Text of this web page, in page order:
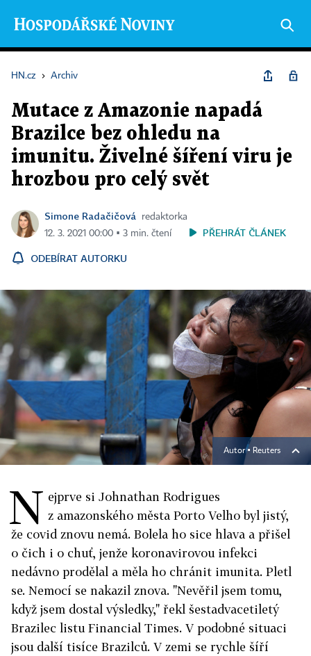
HN.cz › Archiv
Mutace z Amazonie napadá
Brazilce bez ohledu na
imunitu. Živelné šíření viru je
hrozbou pro celý svět
Simone Radačičová
redaktorka
12. 3. 2021 00:00 ▪ 3 min. čtení
PŘEHRÁT ČLÁNEK
ODEBÍRAT AUTORKU
Autor ▪ Reuters
N ejprve si Johnathan Rodrigues
z amazonského města Porto Velho byl jistý,
že covid znovu nemá. Bolela ho sice hlava a přišel
o čich i o chuť, jenže koronavirovou infekci
nedávno prodělal a měla ho chránit imunita. Pletl
se. Nemocí se nakazil znova. "Nevěřil jsem tomu,
když jsem dostal výsledky," řekl šestadvacetiletý
Brazilec listu Financial Times. V podobné situaci
jsou další tisíce Brazilců. V zemi se rychle šíří